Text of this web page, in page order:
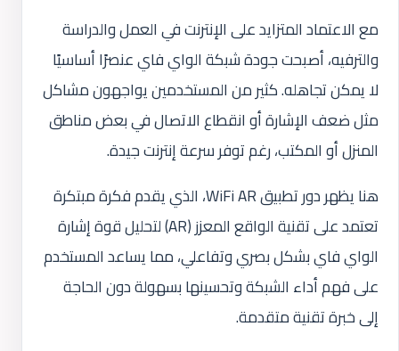
مع الاعتماد المتزايد على الإنترنت في العمل والدراسة
والترفيه، أصبحت جودة شبكة الواي فاي عنصرًا أساسيًا
لا يمكن تجاهله. كثير من المستخدمين يواجهون مشاكل
مثل ضعف الإشارة أو انقطاع الاتصال في بعض مناطق
المنزل أو المكتب، رغم توفر سرعة إنترنت جيدة.
هنا يظهر دور تطبيق WiFi AR، الذي يقدم فكرة مبتكرة
تعتمد على تقنية الواقع المعزز (AR) لتحليل قوة إشارة
الواي فاي بشكل بصري وتفاعلي، مما يساعد المستخدم
على فهم أداء الشبكة وتحسينها بسهولة دون الحاجة
إلى خبرة تقنية متقدمة.